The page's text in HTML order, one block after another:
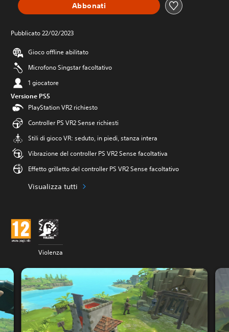
Abbonati
Pubblicato 22/02/2023
Gioco offline abilitato
Microfono Singstar facoltativo
1 giocatore
Versione PS5
PlayStation VR2 richiesto
Controller PS VR2 Sense richiesti
Stili di gioco VR: seduto, in piedi, stanza intera
Vibrazione del controller PS VR2 Sense facoltativa
Effetto grilletto del controller PS VR2 Sense facoltativo
Visualizza tutti
Violenza